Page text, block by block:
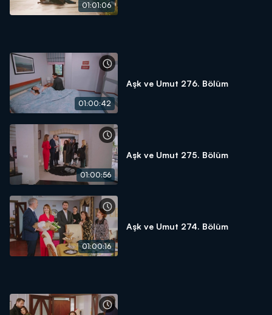
01:01:06
01:00:42
Aşk ve Umut 276. Bölüm
01:00:56
Aşk ve Umut 275. Bölüm
01:00:16
Aşk ve Umut 274. Bölüm